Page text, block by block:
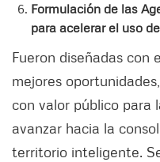
Formulación de las
para acelerar el uso
Fueron diseñadas con
mejores
con valor público para
avanzar hacia la
territorio inteligente.